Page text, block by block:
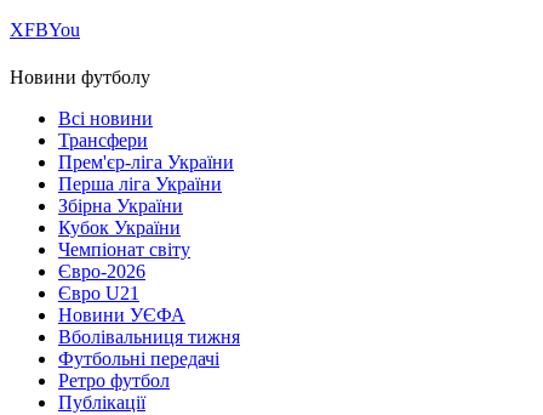
ХFBYou
Новини футболу
Всі новини
Трансфери
Прем'єр-ліга України
Перша ліга України
Збірна України
Кубок України
Чемпіонат світу
Євро-2026
Євро U21
Новини УЄФА
Вболівальниця тижня
Футбольні передачі
Ретро футбол
Публікації